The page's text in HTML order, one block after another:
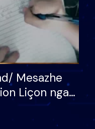
Mesazhe
Liçon nga
meritoj…